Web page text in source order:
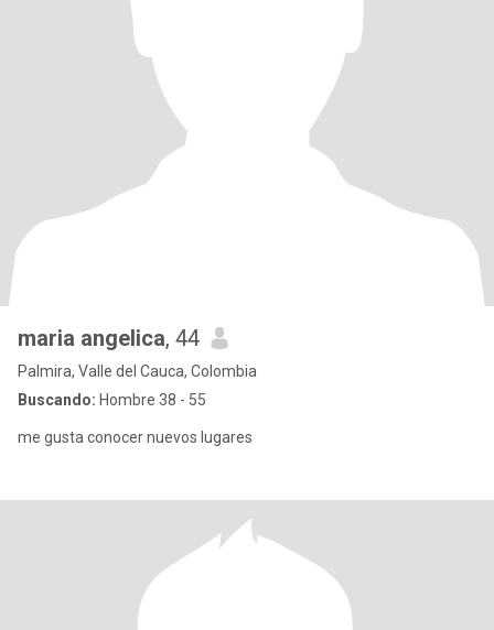
maria angelica, 44
Palmira, Valle del Cauca, Colombia
Buscando: Hombre 38 - 55
me gusta conocer nuevos lugares